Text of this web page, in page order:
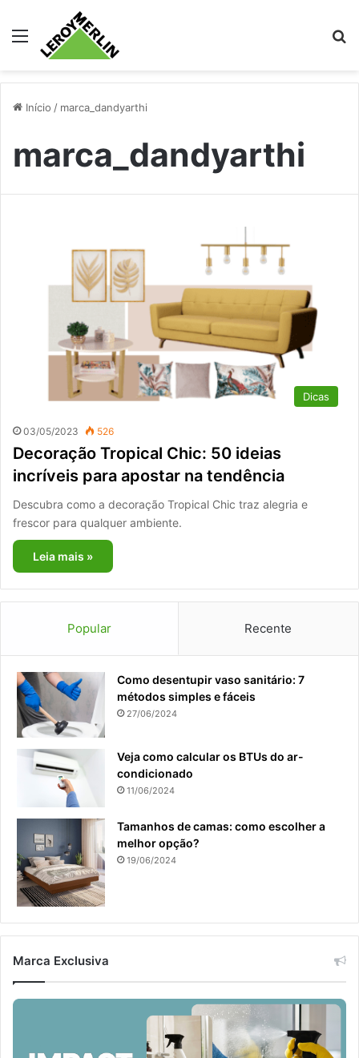
Menu
Início / marca_dandyarthi
marca_dandyarthi
Dicas
03/05/2023 526
Decoração Tropical Chic: 50 ideias
incríveis para apostar na tendência
Descubra como a decoração Tropical Chic traz alegria e
frescor para qualquer ambiente.
Leia mais »
Popular Recente
Como desentupir vaso sanitário: 7
métodos simples e fáceis
27/06/2024
Veja como calcular os BTUs do ar-
condicionado
11/06/2024
Tamanhos de camas: como escolher a
melhor opção?
19/06/2024
Marca Exclusiva